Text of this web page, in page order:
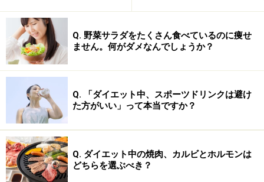
臓器を動かし、血液を全身へ運ぶため、生きているだけ
でカロリーを消費します。そのエネルギー源となるのが
たんぱく質、脂質、そして糖質です。
糖質制限をすると、まだ研究段階ではありますが、おお
まかに言うと体の中では下記のようなことが起こり、痩
せると言われています。
（1）食事からの糖質摂取がストップする
（2）血糖値が上がらなくなり、糖質が不足した状態に
Q. 野菜サラダをたくさん食べているのに痩せ
ません。何がダメなんでしょうか？
Q. 「ダイエット中、スポーツドリンクは避け
た方がいい」って本当ですか？
Q. ダイエット中の焼肉、カルビとホルモンは
どちらを選ぶべき？